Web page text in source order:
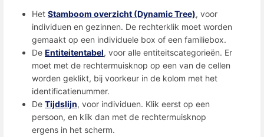
Het Stamboom overzicht (Dynamic Tree), voor
individuen en gezinnen. De rechterklik moet worden
gemaakt op een individuele box of een familiebox.
De Entiteitentabel, voor alle entiteitscategorieën. Er
moet met de rechtermuisknop op een van de cellen
worden geklikt, bij voorkeur in de kolom met het
identificatienummer.
De Tijdslijn, voor individuen. Klik eerst op een
persoon, en klik dan met de rechtermuisknop
ergens in het scherm.